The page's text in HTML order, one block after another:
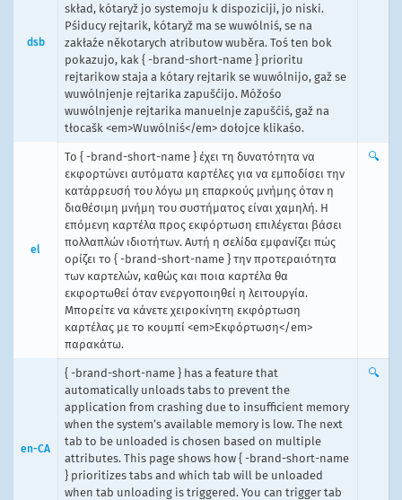
dsb
skład, kótaryž jo systemoju k dispoziciji, jo niski.
Pśiducy rejtarik, kótaryž ma se wuwólniś, se na
zakłaźe někotarych atributow wuběra. Toś ten bok
pokazujo, kak { -brand-short-name } prioritu
rejtarikow staja a kótary rejtarik se wuwólnijo, gaž se
wuwólnjenje rejtarika zapušćijo. Móžośo
wuwólnjenje rejtarika manuelnje zapušćiś, gaž na
tłocašk <em>Wuwólniś</em> dołojce klikaśo.
el
Το { -brand-short-name } έχει τη δυνατότητα να
εκφορτώνει αυτόματα καρτέλες για να εμποδίσει την
κατάρρευσή του λόγω μη επαρκούς μνήμης όταν η
διαθέσιμη μνήμη του συστήματος είναι χαμηλή. Η
επόμενη καρτέλα προς εκφόρτωση επιλέγεται βάσει
πολλαπλών ιδιοτήτων. Αυτή η σελίδα εμφανίζει πώς
ορίζει το { -brand-short-name } την προτεραιότητα
των καρτελών, καθώς και ποια καρτέλα θα
εκφορτωθεί όταν ενεργοποιηθεί η λειτουργία.
Μπορείτε να κάνετε χειροκίνητη εκφόρτωση
καρτέλας με το κουμπί <em>Εκφόρτωση</em>
παρακάτω.
🔍
en-CA
{ -brand-short-name } has a feature that
automatically unloads tabs to prevent the
application from crashing due to insufficient memory
when the system’s available memory is low. The next
tab to be unloaded is chosen based on multiple
attributes. This page shows how { -brand-short-name
} prioritizes tabs and which tab will be unloaded
when tab unloading is triggered. You can trigger tab
🔍